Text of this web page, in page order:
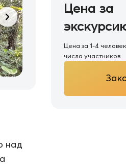
над
Цена за
Цена за 1-4
числа участников